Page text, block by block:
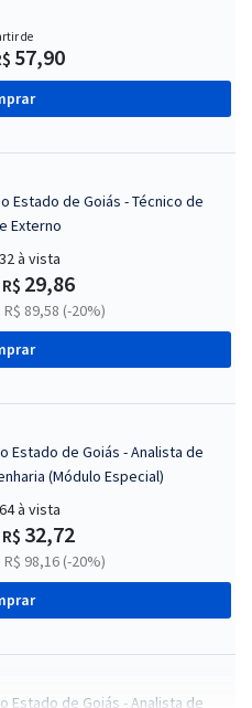
de
57,90
Estado de Goiás - Técnico de
Externo
à vista
R$ 29,86
89,58 (-20%)
Estado de Goiás - Analista de
(Módulo Especial)
à vista
R$ 32,72
98,16 (-20%)
Estado de Goiás - Analista de